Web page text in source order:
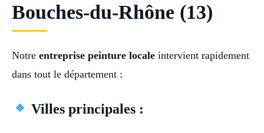
Bouches-du-Rhône (13)
Notre entreprise peinture locale intervient rapidement
dans tout le département :
Villes principales :